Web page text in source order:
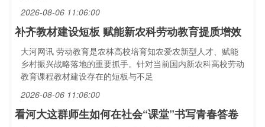
2026-08-06 11:06:00
补齐教材建设短板 赋能新农科劳动教育提质增效
大河网讯 劳动教育是农林高校培育知农爱农新型人才、赋能
乡村振兴战略落地的重要抓手。针对当前国内新农科高校劳动
教育课程教材建设存在的短板与不足
2026-08-06 11:06:00
看河大这群师生如何在社会“课堂”书写青春答卷